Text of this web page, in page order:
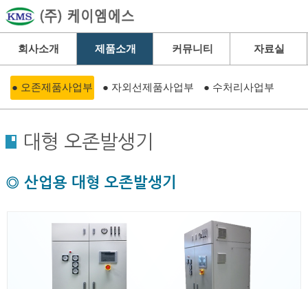
회사소개 제품소개 커뮤니티 자료실
● 오존제품사업부 ● 자외선제품사업부 ● 수처리사업부
대형 오존발생기
◎ 산업용 대형 오존발생기